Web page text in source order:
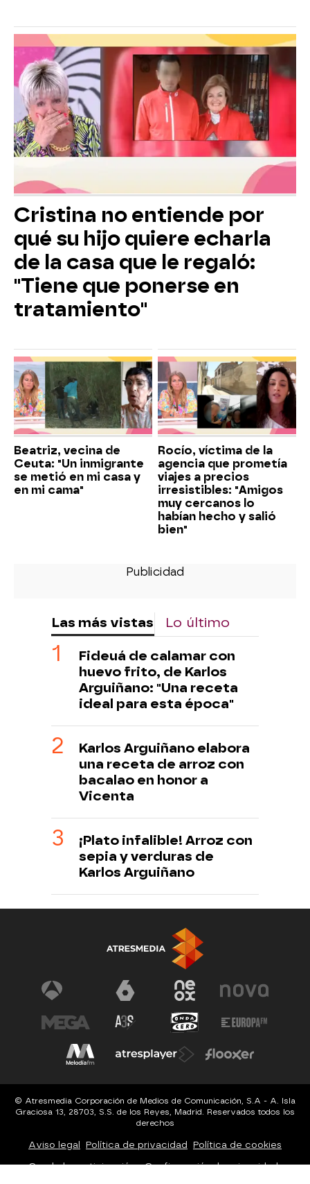
Cristina no entiende por
qué su hijo quiere echarla
de la casa que le regaló:
"Tiene que ponerse en
tratamiento"
Beatriz, vecina de
Ceuta: "Un inmigrante
se metió en mi casa y
en mi cama"
Rocío, víctima de la
agencia que prometía
viajes a precios
irresistibles: "Amigos
muy cercanos lo
habían hecho y salió
bien"
Las más vistas Lo último
Fideuá de calamar con
huevo frito, de Karlos
Arguiñano: "Una receta
ideal para esta época"
Karlos Arguiñano elabora
una receta de arroz con
bacalao en honor a
Vicenta
¡Plato infalible! Arroz con
sepia y verduras de
Karlos Arguiñano
© Atresmedia Corporación de Medios de Comunicación, S.A - A. Isla
Graciosa 13, 28703, S.S. de los Reyes, Madrid. Reservados todos los
derechos
Aviso legal Política de privacidad Política de cookies
Cond. de participación Configuración de privacidad